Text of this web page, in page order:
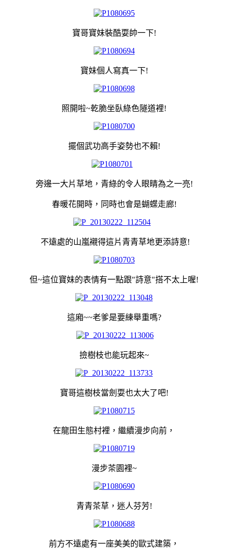
寶哥寶妹裝酷耍帥一下!
寶妹個人寫真一下!
照開啦~乾脆坐臥綠色隧道裡!
擺個武功高手姿勢也不賴!
旁邊一大片草地，青綠的令人眼睛為之一亮!
春暖花開時，同時也會是蝴蝶走廊!
不遠處的山嵐襯得這片青青草地更添詩意!
但~這位寶妹的表情有一點跟"詩意"搭不太上喔!
這廂~~老爹是要練舉重嗎?
撿樹枝也能玩起來~
寶哥這樹枝當劍耍也太大了吧!
在龍田生態村裡，繼續漫步向前，
漫步茶園裡~
青青茶草，迷人芬芳!
前方不遠處有一座美美的歐式建築，